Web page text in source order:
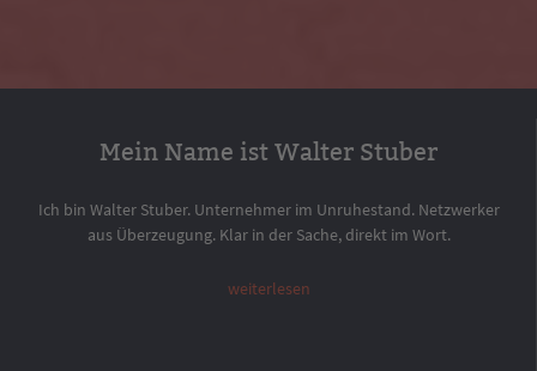
Mein Name ist Walter Stuber
Ich bin Walter Stuber. Unternehmer im Unruhestand. Netzwerker
aus Überzeugung. Klar in der Sache, direkt im Wort.
weiterlesen